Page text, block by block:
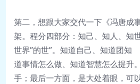
第二，想跟大家交代一下《冯唐成
架。 程分四部分：知己、知人、知
世界”的世”。知道自己、知道团知
道事情怎么做、知道智慧怎么提升
手；最后一方面，是大处着眼，可